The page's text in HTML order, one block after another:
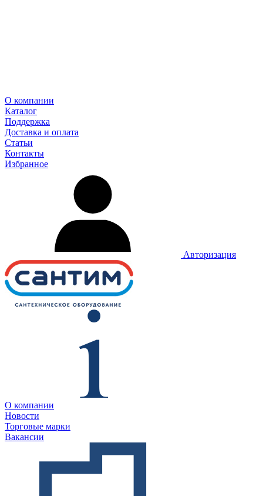
О компании
Каталог
Поддержка
Доставка и оплата
Статьи
Контакты
Избранное
Авторизация
О компании
Новости
Торговые марки
Вакансии